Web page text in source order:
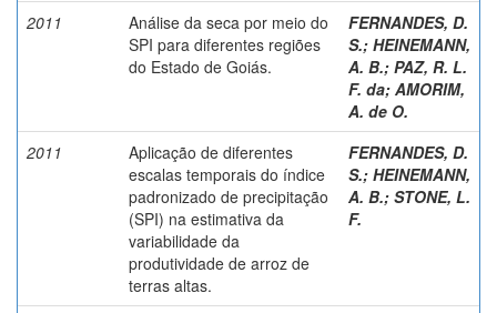
2011
Análise da seca por meio do
SPI para diferentes regiões
do Estado de Goiás.
FERNANDES, D.
S.; HEINEMANN,
A. B.; PAZ, R. L.
F. da; AMORIM,
A. de O.
2011
Aplicação de diferentes
escalas temporais do índice
padronizado de precipitação
(SPI) na estimativa da
variabilidade da
produtividade de arroz de
terras altas.
FERNANDES, D.
S.; HEINEMANN,
A. B.; STONE, L.
F.